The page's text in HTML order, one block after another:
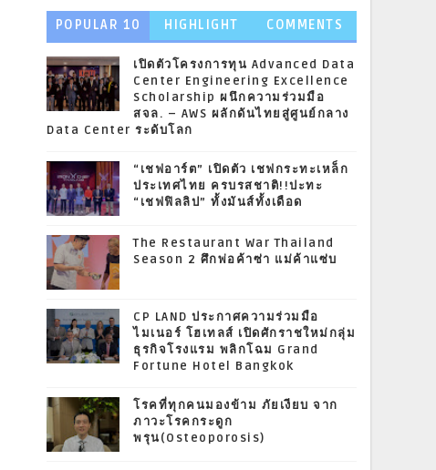
POPULAR 10
HIGHLIGHT
COMMENTS
เปิดตัวโครงการทุน Advanced Data
Center Engineering Excellence
Scholarship ผนึกความร่วมมือ
สจล. – AWS ผลักดันไทยสู่ศูนย์กลาง
Data Center ระดับโลก
“เชฟอาร์ต” เปิดตัว เชฟกระทะเหล็ก
ประเทศไทย ครบรสชาติ!!ปะทะ
“เชฟฟิลลิป” ทั้งมันส์ทั้งเดือด
The Restaurant War Thailand
Season 2 ศึกพ่อค้าซ่า แม่ค้าแซ่บ
CP LAND ประกาศความร่วมมือ
ไมเนอร์ โฮเทลส์ เปิดศักราชใหม่กลุ่ม
ธุรกิจโรงแรม พลิกโฉม Grand
Fortune Hotel Bangkok
โรคที่ทุกคนมองข้าม ภัยเงียบ จาก
ภาวะโรคกระดูก
พรุน(Osteoporosis)